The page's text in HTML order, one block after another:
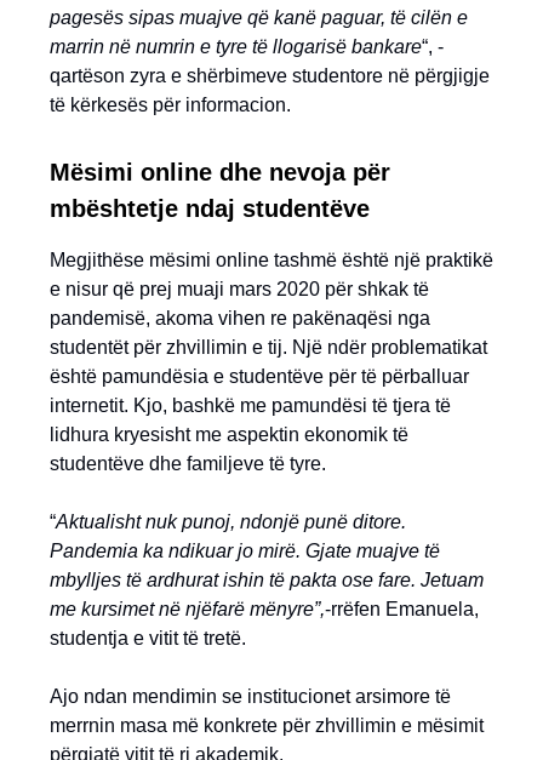
pagesës sipas muajve që kanë paguar, të cilën e
marrin në numrin e tyre të llogarisë bankare“, -
qartëson zyra e shërbimeve studentore në përgjigje
të kërkesës për informacion.
Mësimi online dhe nevoja për
mbështetje ndaj studentëve
Megjithëse mësimi online tashmë është një praktikë
e nisur që prej muaji mars 2020 për shkak të
pandemisë, akoma vihen re pakënaqësi nga
studentët për zhvillimin e tij. Një ndër problematikat
është pamundësia e studentëve për të përballuar
internetit. Kjo, bashkë me pamundësi të tjera të
lidhura kryesisht me aspektin ekonomik të
studentëve dhe familjeve të tyre.
“Aktualisht nuk punoj, ndonjë punë ditore.
Pandemia ka ndikuar jo mirë. Gjate muajve të
mbylljes të ardhurat ishin të pakta ose fare. Jetuam
me kursimet në njëfarë mënyre”,-rrëfen Emanuela,
studentja e vitit të tretë.
Ajo ndan mendimin se institucionet arsimore të
merrnin masa më konkrete për zhvillimin e mësimit
përgjatë vitit të ri akademik.